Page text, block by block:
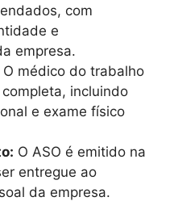
com
e
empresa.
O médico do trabalho
incluindo
e exame físico
O ASO é emitido na
entregue ao
da empresa.